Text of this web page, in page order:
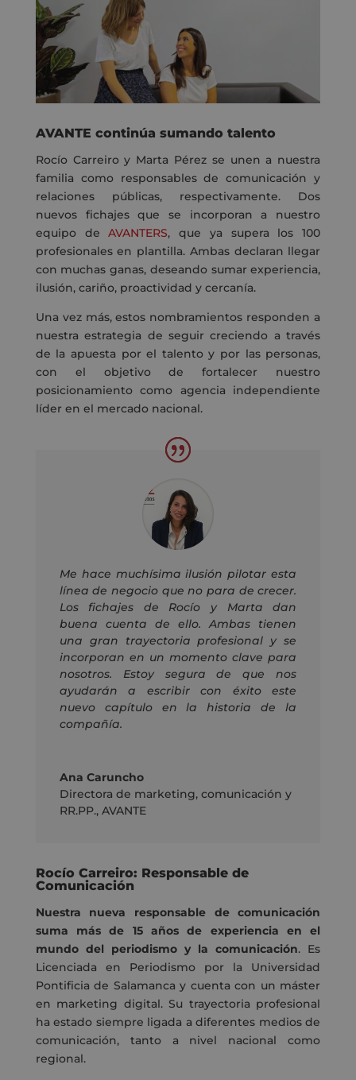
AVANTE continúa sumando talento
Rocío Carreiro y Marta Pérez se unen a nuestra
familia como responsables de comunicación y
relaciones públicas, respectivamente. Dos
nuevos fichajes que se incorporan a nuestro
equipo deAVANTERS, que ya supera los 100
profesionales en plantilla. Ambas declaran llegar
con muchas ganas, deseando sumar experiencia,
ilusión, cariño, proactividad y cercanía.
Una vez más, estos nombramientos responden a
nuestra estrategia de seguir creciendo a través
de la apuesta por el talento y por las personas,
con el objetivo de fortalecer nuestro
posicionamiento como agencia independiente
líder en el mercado nacional.
Me hace muchísima ilusión pilotar esta
línea de negocio que no para de crecer.
Los fichajes de Rocío y Marta dan
buena cuenta de ello. Ambas tienen
una gran trayectoria profesional y se
incorporan en un momento clave para
nosotros. Estoy segura de que nos
ayudarán a escribir con éxito este
nuevo capítulo en la historia de la
compañía.
Ana Caruncho
Directora de marketing, comunicación y
RR.PP., AVANTE
Rocío Carreiro: Responsable de
Comunicación
Nuestra nueva responsable de comunicación
suma más de 15 años de experiencia en el
mundo del periodismo y la comunicación. Es
Licenciada en Periodismo por la Universidad
Pontificia de Salamanca y cuenta con un máster
en marketing digital. Su trayectoria profesional
ha estado siempre ligada a diferentes medios de
comunicación, tanto a nivel nacional como
regional.